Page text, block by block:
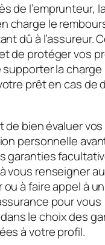
de l’emprunteur,
charge le
dû à l’assureur.
de protéger vos
la charge
prêt en cas de
de bien évaluer
personnelle
garanties
vous renseigner
à faire appel à un
pour vous
le choix des
à votre profil.